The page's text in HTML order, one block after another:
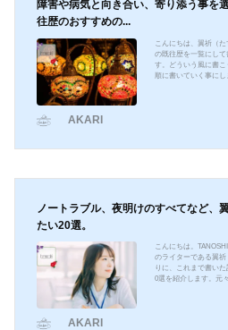
障害や病気と向き合い、寄り添う事を
往歴のおすすめの...
こんにちは、翼祈（
の既往歴を一覧にし
す。どういう風に書
順に書いていく事にし
糖尿病になったとい
AKARI
ノートラブル、夜明けのすべてなど、
たい20選。
こんにちは。
のライターである翼
りに、これまで書い
0選を紹介します。元
AKARI